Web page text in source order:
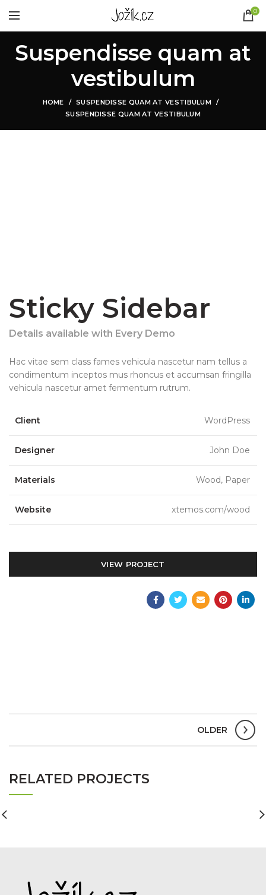
0
Suspendisse quam at
vestibulum
HOME
SUSPENDISSE QUAM AT VESTIBULUM
SUSPENDISSE QUAM AT VESTIBULUM
Sticky Sidebar
Details available with Every Demo
Hac vitae sem class fames vehicula nascetur nam tellus a
condimentum inceptos mus rhoncus et accumsan fringilla
vehicula nascetur amet fermentum rutrum.
Client WordPress
Designer John Doe
Materials Wood, Paper
Website xtemos.com/wood
VIEW PROJECT
OLDER
RELATED PROJECTS